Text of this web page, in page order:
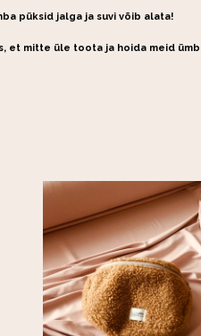
püksid jalga ja suvi võib alata!
et mitte üle toota ja hoida meid